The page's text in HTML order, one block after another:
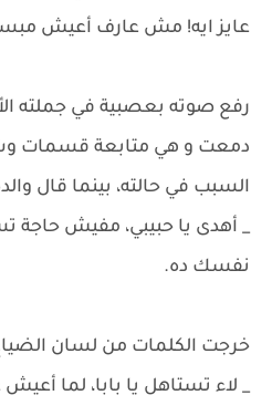
عايز ايه! مش عارف أعيش
رفع صوته بعصبية في جملته
دمعت و هي متابعة قسمات وشه
السبب في حالته، بينما قال
_ أهدى يا حبيبي، مفيش حاجة
نفسك ده.
خرجت الكلمات من لسان
_ لاء تستاهل يا بابا، لما